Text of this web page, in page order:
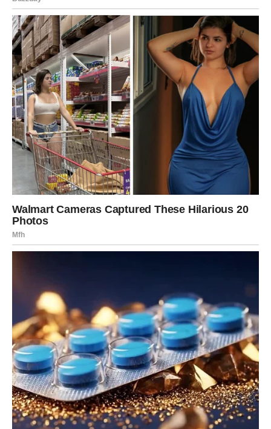
ŠKORPIJA – SREĆA KROZ
PREOKRET I OSLOBAĐANJE
Škorpija dobija sreću onda kada otpusti ono što je guši. U
prvoj polovini marta može se dogoditi preokret koji ti u
početku deluje stresno, ali donosi ogromno olakšanje –
kao skidanje kamena sa srca.
Gde dolazi sreća:kroz preokret u poslu, finansijama ili
kroz emotivno razjašnjenje.
U ljubavi:produbljivanje odnosa, ali samo ako postoji
poverenje.
veruješ.
Ključ sreće:
siguran.”
STRELAC – SREĆA KROZ
POKRET, NOVI PLAN I RADOST
Strelac do sredine marta dobija sreću kroz promenu. To
može biti putovanje, nova ideja, nova osoba, ili
jednostavno osećaj da se život ponovo kreće.
Gde dolazi sreća:kroz nove planove, nove ljude i nove
prilike.